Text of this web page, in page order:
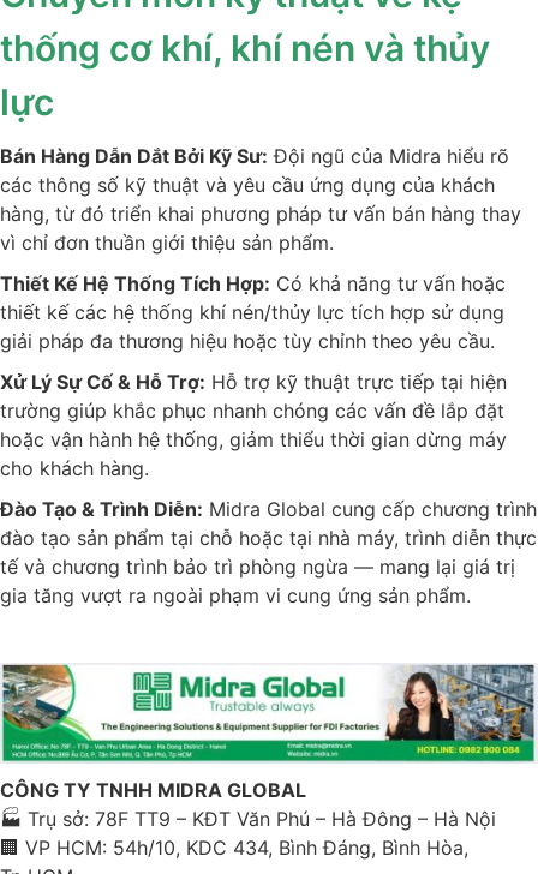
thống cơ khí, khí nén và thủy
lực
Bán Hàng Dẫn Dắt Bởi Kỹ Sư: Đội ngũ của Midra hiểu rõ
các thông số kỹ thuật và yêu cầu ứng dụng của khách
hàng, từ đó triển khai phương pháp tư vấn bán hàng thay
vì chỉ đơn thuần giới thiệu sản phẩm.
Thiết Kế Hệ Thống Tích Hợp: Có khả năng tư vấn hoặc
thiết kế các hệ thống khí nén/thủy lực tích hợp sử dụng
giải pháp đa thương hiệu hoặc tùy chỉnh theo yêu cầu.
Xử Lý Sự Cố & Hỗ Trợ: Hỗ trợ kỹ thuật trực tiếp tại hiện
trường giúp khắc phục nhanh chóng các vấn đề lắp đặt
hoặc vận hành hệ thống, giảm thiểu thời gian dừng máy
cho khách hàng.
Đào Tạo & Trình Diễn: Midra Global cung cấp chương trình
đào tạo sản phẩm tại chỗ hoặc tại nhà máy, trình diễn thực
tế và chương trình bảo trì phòng ngừa — mang lại giá trị
gia tăng vượt ra ngoài phạm vi cung ứng sản phẩm.
CÔNG TY TNHH MIDRA GLOBAL
🏭 Trụ sở: 78F TT9 – KĐT Văn Phú – Hà Đông – Hà Nội
🏢 VP HCM: 54h/10, KDC 434, Bình Đáng, Bình Hòa,